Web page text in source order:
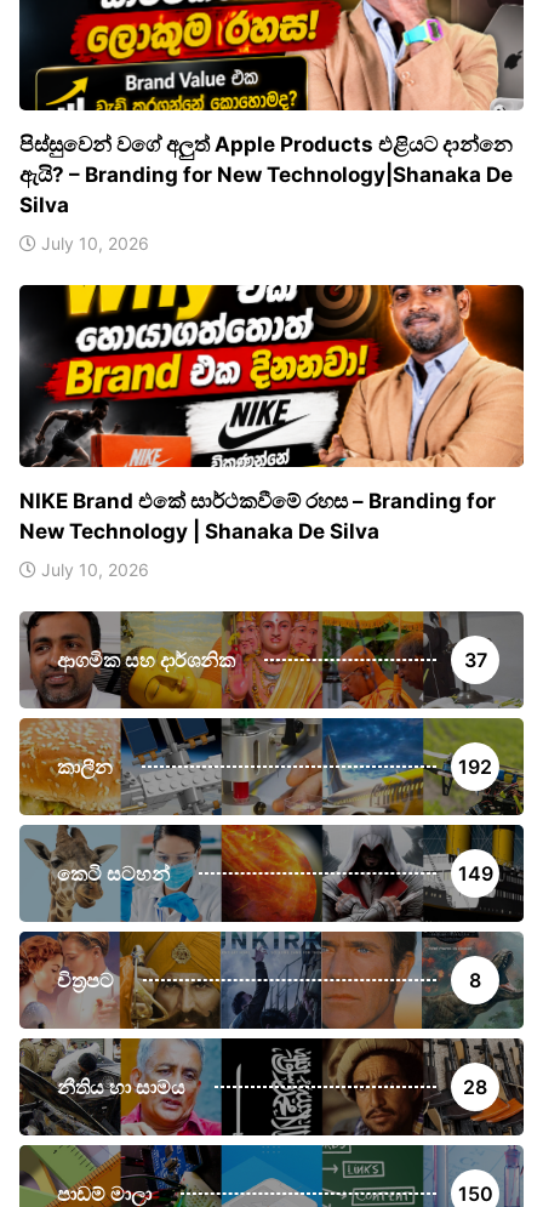
පිස්සුවෙන් වගේ අලුත් Apple Products එළියට දාන්නෙ
ඇයි? – Branding for New Technology|Shanaka De
Silva
July 10, 2026
NIKE Brand එකේ සාර්ථකවීමේ රහස – Branding for
New Technology | Shanaka De Silva
July 10, 2026
ආගමික සහ දාර්ශනික 37
කාලීන 192
කෙටි සටහන් 149
චිත්‍රපට 8
නීතිය හා සාමය 28
පාඩම් මාලා 150